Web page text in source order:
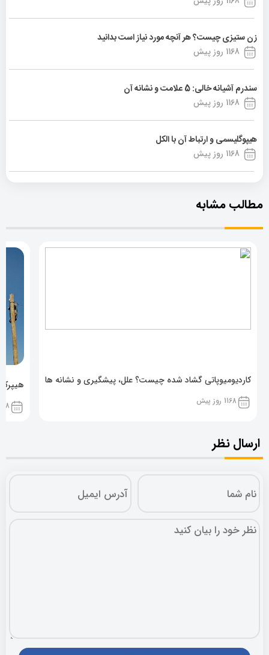
زن ستیزی چیست؟ هر آنچه مورد نیاز است بدانید
1168 روز پیش
سندرم آشیانه خالی: 5 علامت و نشانه آن
1168 روز پیش
هیپوگلیسمی و ارتباط آن با الکل
1168 روز پیش
مطالب مشابه
کاردیومیوپاتی گشاد شده چیست؟ علل، پیشگیری و نشانه ها
1168 روز پیش 1168
ارسال نظر